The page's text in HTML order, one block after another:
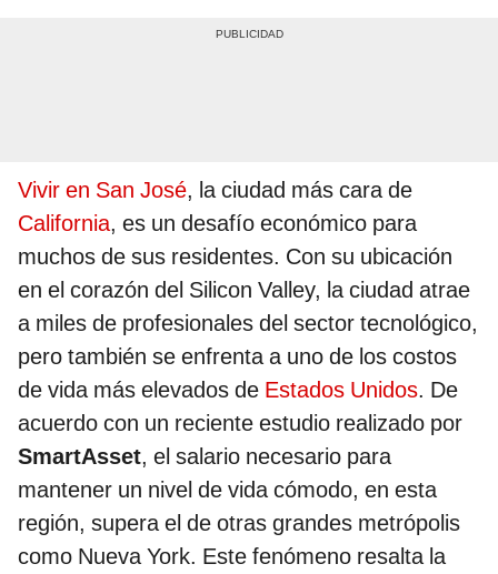
Vivir en San José, la ciudad más cara de
California, es un desafío económico para
muchos de sus residentes. Con su ubicación
en el corazón del Silicon Valley, la ciudad atrae
a miles de profesionales del sector tecnológico,
pero también se enfrenta a uno de los costos
de vida más elevados de Estados Unidos. De
acuerdo con un reciente estudio realizado por
SmartAsset, el salario necesario para
mantener un nivel de vida cómodo, en esta
región, supera el de otras grandes metrópolis
como Nueva York. Este fenómeno resalta la